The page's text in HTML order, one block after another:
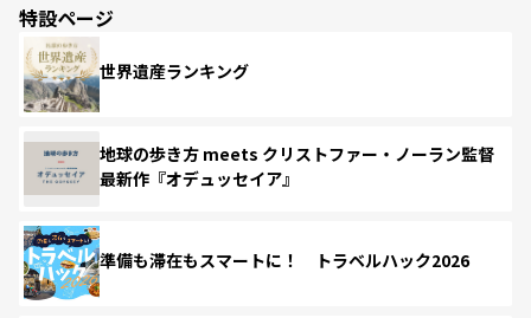
特設ページ
世界遺産ランキング
地球の歩き方 meets クリストファー・ノーラン監督
最新作『オデュッセイア』
準備も滞在もスマートに！ トラベルハック2026